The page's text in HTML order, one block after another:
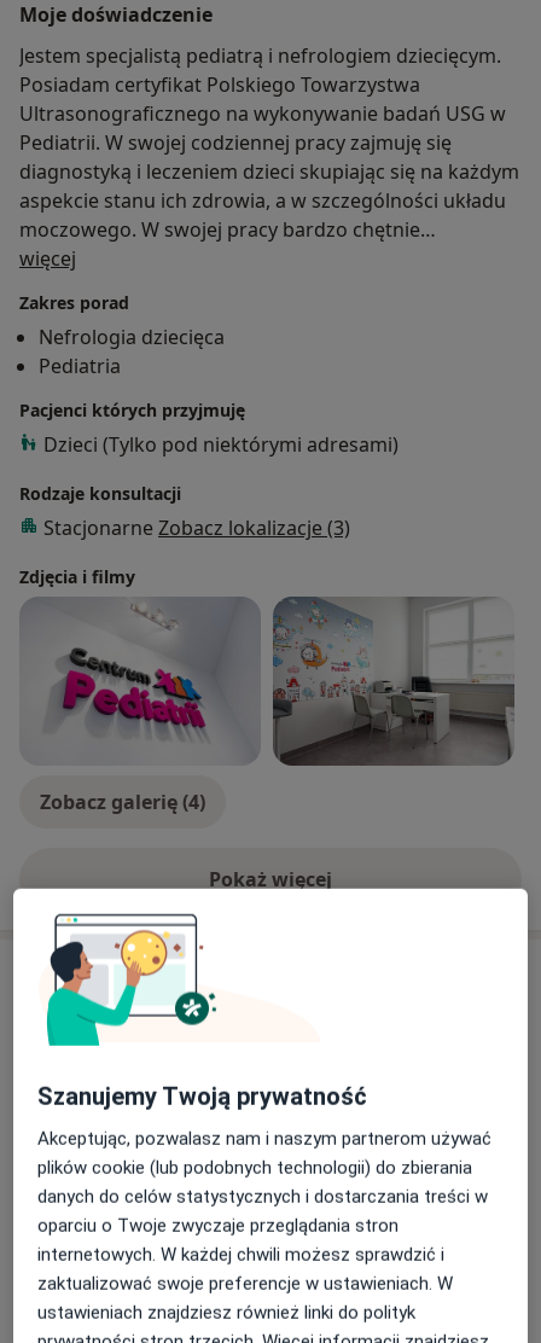
Moje doświadczenie
Jestem specjalistą pediatrą i nefrologiem dziecięcym.
Posiadam certyfikat Polskiego Towarzystwa
Ultrasonograficznego na wykonywanie badań USG w
Pediatrii. W swojej codziennej pracy zajmuję się
diagnostyką i leczeniem dzieci skupiając się na każdym
aspekcie stanu ich zdrowia, a w szczególności układu
moczowego. W swojej pracy bardzo chętnie
wykorzystuję, aparat USG, dający szybką możliwość
bardziej inwazyjne procedury przy jego użyciu m. in.
takie jak biopsja nerki.
więcej
Zakres porad
Nefrologia dziecięca
Pediatria
Pacjenci których przyjmuję
Dzieci (Tylko pod niektórymi adresami)
Rodzaje konsultacji
Stacjonarne Zobacz lokalizacje (3)
Zdjęcia i filmy
Zobacz galerię (4)
Pokaż więcejo doświadczeniu
Usługi i ceny
Konsultacja nefrologiczna dzieci
300 zł - 420 zł
Od 250 zł Szczegóły Umów wizytę
Badania diagnostyczne
Szczegóły
Badania profilaktyczne
Szanujemy Twoją prywatność
Akceptując, pozwalasz nam i naszym partnerom używać
plików cookie (lub podobnych technologii) do zbierania
danych do celów statystycznych i dostarczania treści w
oparciu o Twoje zwyczaje przeglądania stron
internetowych. W każdej chwili możesz sprawdzić i
zaktualizować swoje preferencje w ustawieniach. W
ustawieniach znajdziesz również linki do polityk